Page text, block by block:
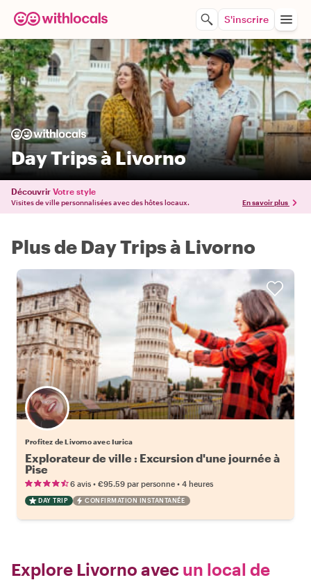
S'inscrire
Day Trips à Livorno
Découvrir Votre style
Visites de ville personnalisées avec des hôtes locaux. En savoir plus
Plus de Day Trips à Livorno
Profitez de Livorno avec Iurica
Explorateur de ville : Excursion d'une journée à
Pise
6 avis • €95.59 par personne • 4 heures
DAY TRIP CONFIRMATION INSTANTANÉE
Explore Livorno avec un local de